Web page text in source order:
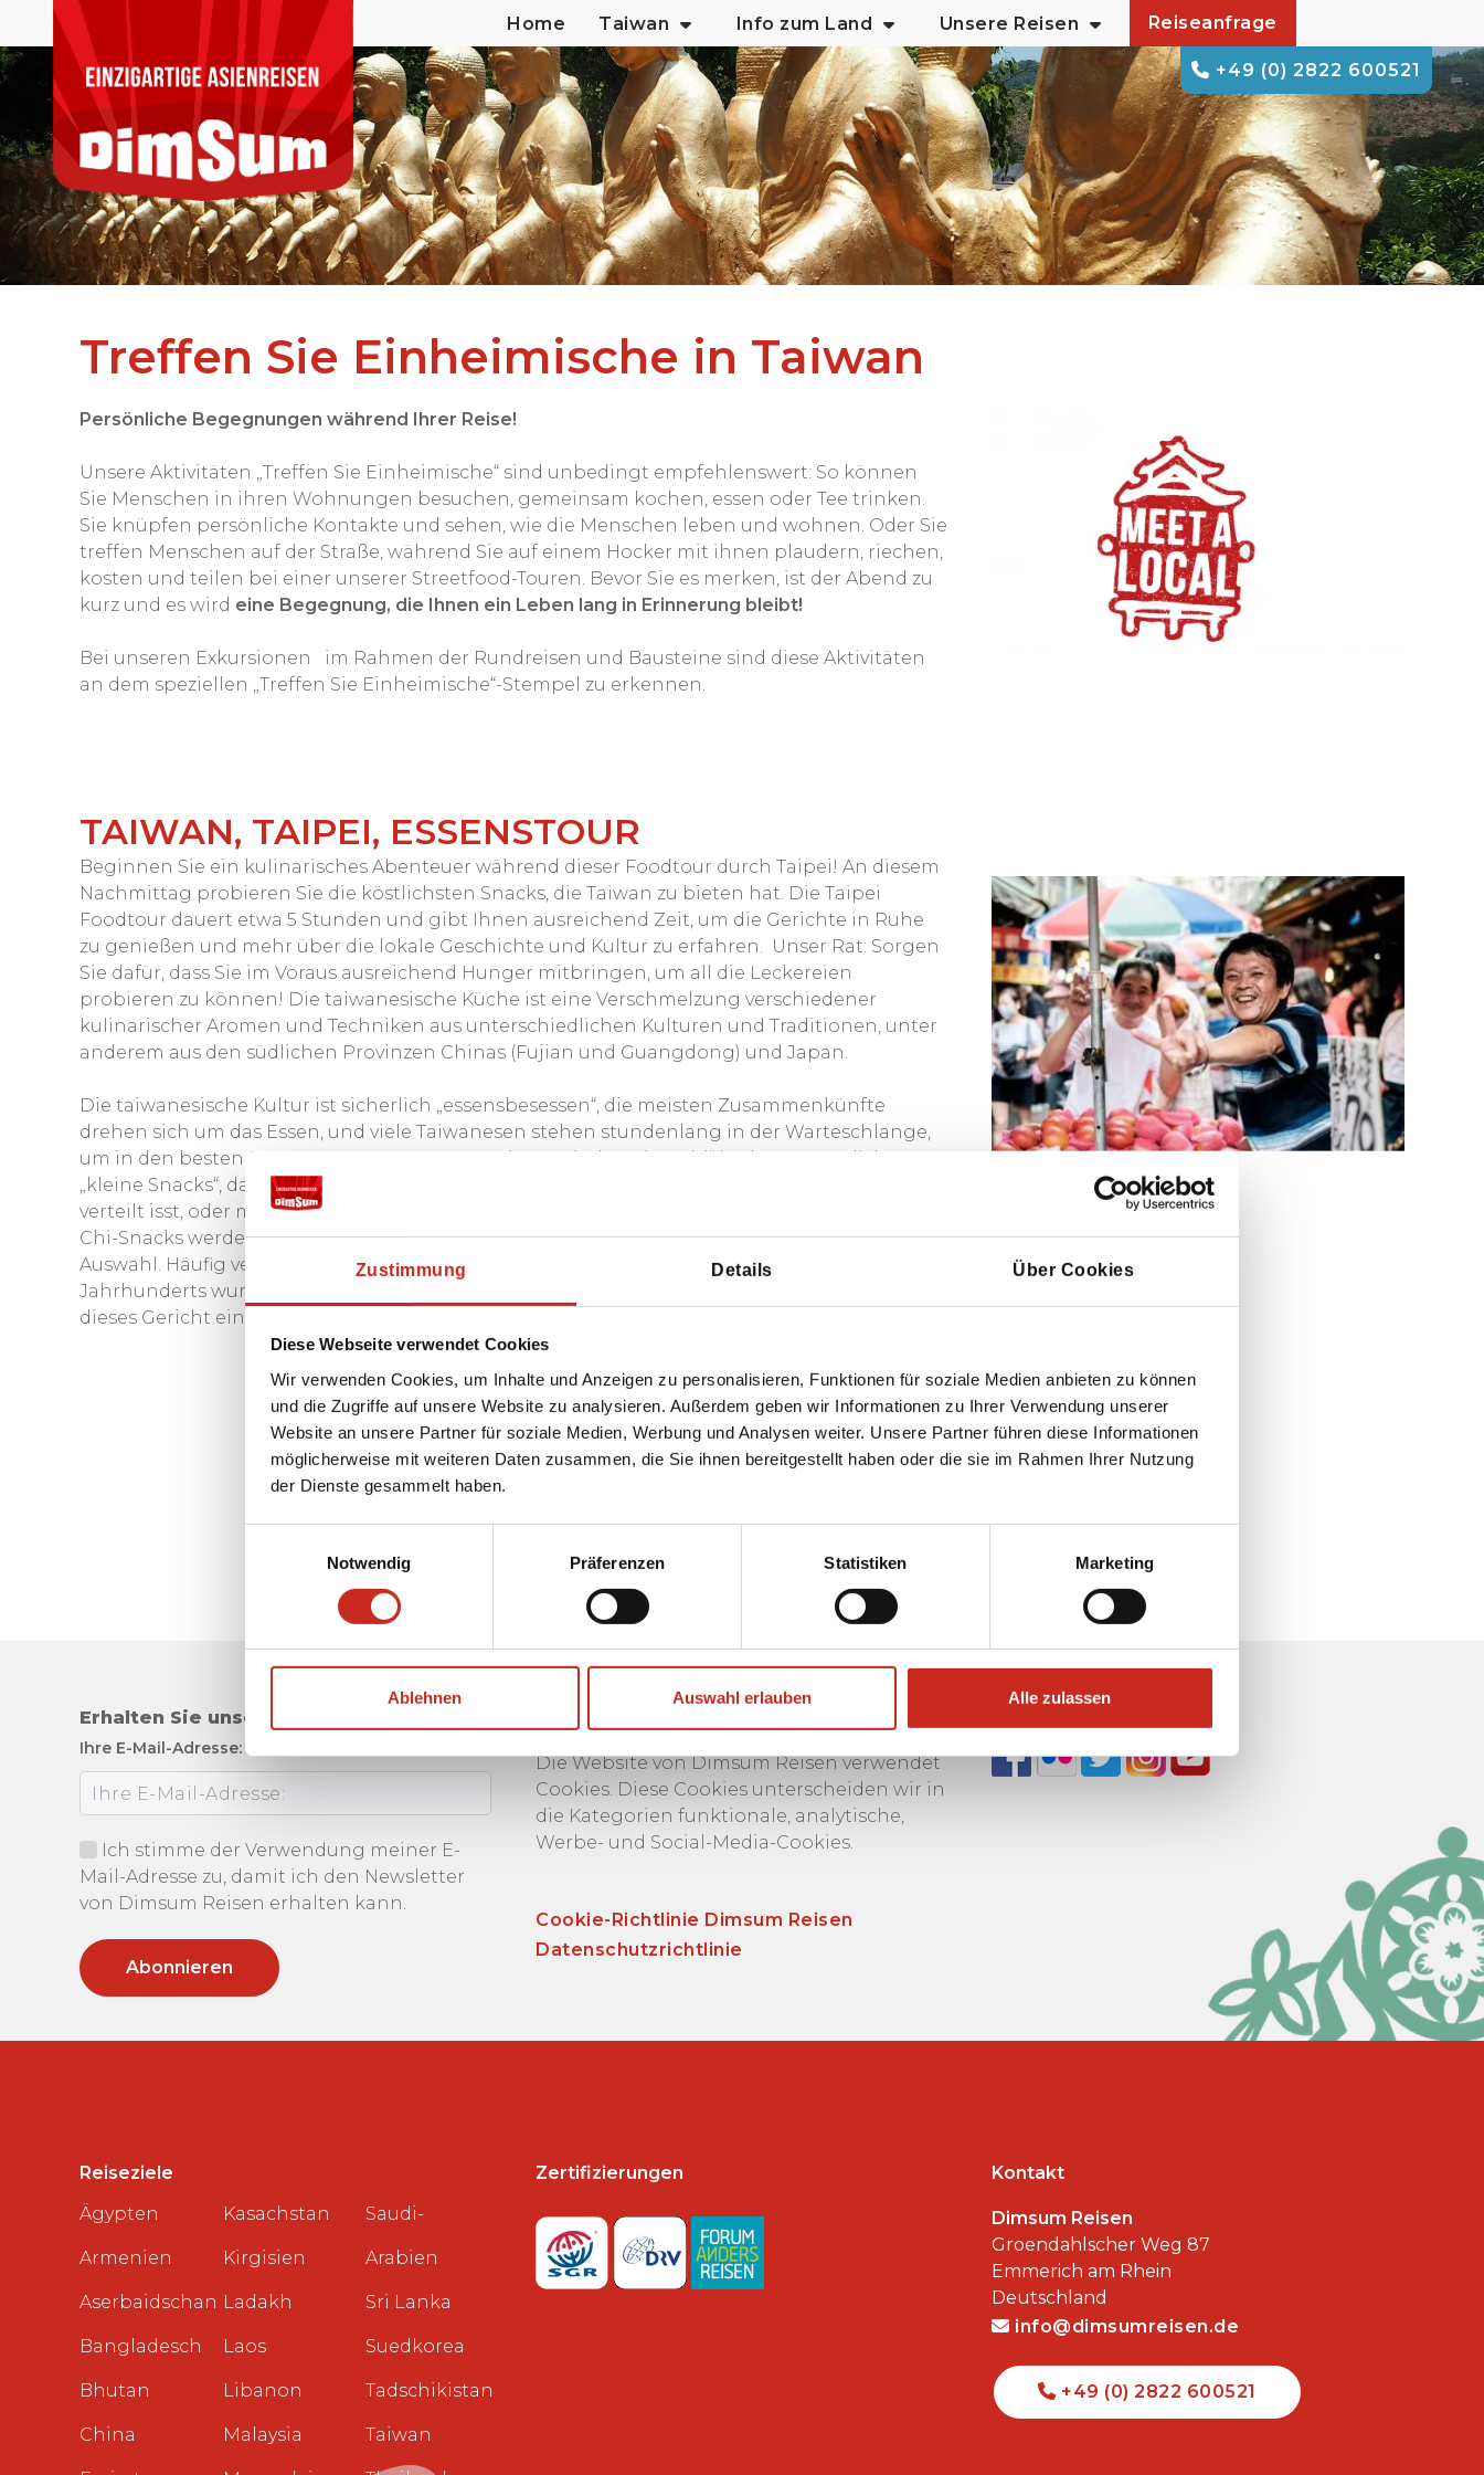
Zustimmung Details Über Cookies
Diese Webseite verwendet Cookies
Wir verwenden Cookies, um Inhalte und Anzeigen zu personalisieren, Funktionen für soziale Medien anbieten zu können
und die Zugriffe auf unsere Website zu analysieren. Außerdem geben wir Informationen zu Ihrer Verwendung unserer
Website an unsere Partner für soziale Medien, Werbung und Analysen weiter. Unsere Partner führen diese Informationen
möglicherweise mit weiteren Daten zusammen, die Sie ihnen bereitgestellt haben oder die sie im Rahmen Ihrer Nutzung
der Dienste gesammelt haben.
Notwendig
Präferenzen Statistiken Marketing
Ablehnen Auswahl erlauben Alle zulassen
+49 (0) 2822 600521
Home Taiwan Info zum Land Unsere Reisen Reiseanfrage
Treffen Sie Einheimische in Taiwan
Persönliche Begegnungen während Ihrer Reise!
Unsere Aktivitäten „Treffen Sie Einheimische“ sind unbedingt empfehlenswert: So können
Sie Menschen in ihren Wohnungen besuchen, gemeinsam kochen, essen oder Tee trinken.
Sie knüpfen persönliche Kontakte und sehen, wie die Menschen leben und wohnen. Oder Sie
treffen Menschen auf der Straße, während Sie auf einem Hocker mit ihnen plaudern, riechen,
kosten und teilen bei einer unserer Streetfood-Touren. Bevor Sie es merken, ist der Abend zu
kurz und es wird eine Begegnung, die Ihnen ein Leben lang in Erinnerung bleibt!
Bei unseren Exkursionen
im Rahmen der Rundreisen und Bausteine sind diese Aktivitäten
an dem speziellen „Treffen Sie Einheimische“-Stempel zu erkennen.
TAIWAN, TAIPEI, ESSENSTOUR
Beginnen Sie ein kulinarisches Abenteuer während dieser Foodtour durch Taipei! An diesem
Nachmittag probieren Sie die köstlichsten Snacks, die Taiwan zu bieten hat. Die Taipei
Foodtour dauert etwa 5 Stunden und gibt Ihnen ausreichend Zeit, um die Gerichte in Ruhe
zu genießen und mehr über die lokale Geschichte und Kultur zu erfahren. Unser Rat: Sorgen
Sie dafür, dass Sie im Voraus ausreichend Hunger mitbringen, um all die Leckereien
probieren zu können! Die taiwanesische Küche ist eine Verschmelzung verschiedener
kulinarischer Aromen und Techniken aus unterschiedlichen Kulturen und Traditionen, unter
anderem aus den südlichen Provinzen Chinas (Fujian und Guangdong) und Japan.
Die taiwanesische Kultur ist sicherlich „essensbesessen“, die meisten Zusammenkünfte
drehen sich um das Essen, und viele Taiwanesen stehen stundenlang in der Warteschlange,
um in den besten Restaurants zu essen. Der taiwanesische „Xiao Chi“ bedeutet wörtlich
„kleine Snacks“, das sind hauptsächlich kleine Häppchen, die man über den ganzen Tag
verteilt isst, oder mehrere Snacks, die zu einer Hauptmahlzeit kombiniert werden. Die Xiao
Chi-Snacks werden an kleinen Ständen auf der Straße verkauft, und es gibt eine große
Auswahl. Häufig verwendete Zutaten sind Fleisch, Fisch, Huhn, Reis und Soja. Anfang des 20.
Jahrhunderts wurde die Rindfleischnudelsuppe aus China nach Taiwan eingeführt. Heute ist
dieses Gericht eines der beliebtesten in Taiwan.
Erhalten Sie unseren Newsletter
Ihre E-Mail-Adresse:
Ich stimme der Verwendung meiner E-
Mail-Adresse zu, damit ich den Newsletter
von Dimsum Reisen erhalten kann.
Die Website von Dimsum Reisen verwendet
Cookies. Diese Cookies unterscheiden wir in
die Kategorien funktionale, analytische,
Werbe- und Social-Media-Cookies.
Cookie-Richtlinie Dimsum Reisen
Datenschutzrichtlinie
Reiseziele
Ägypten
Armenien
Aserbaidschan
Bangladesch
Bhutan
China
Kasachstan
Kirgisien
Ladakh
Laos
Libanon
Malaysia
Saudi-
Arabien
Sri Lanka
Suedkorea
Tadschikistan
Taiwan
Zertifizierungen Kontakt
Dimsum Reisen
Groendahlscher Weg 87
Emmerich am Rhein
Deutschland
info@dimsumreisen.de
+49 (0) 2822 600521